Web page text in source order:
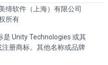
缔软件（上海）有限公司
所有
是 Unity Technologies 或其
册商标。其他名称或品牌